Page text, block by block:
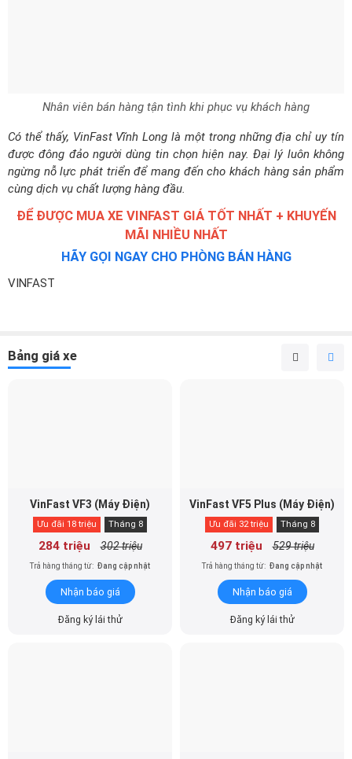
Có thể thấy, VinFast Vĩnh Long là một trong những địa chỉ uy tín
ngừng nỗ lực phát triển để mang đến cho khách hàng sản phẩm
cùng dịch vụ chất lượng hàng đầu.
ĐỂ ĐƯỢC MUA XE VINFAST GIÁ TỐT NHẤT + KHUYẾN
MÃI NHIỀU NHẤT
HÃY GỌI NGAY CHO PHÒNG BÁN HÀNG
284 triệu 302 triệu
Trả hàng tháng từ: Đang cập nhật
497 triệu 529 triệu
Trả hàng tháng từ: Đang cập nhật